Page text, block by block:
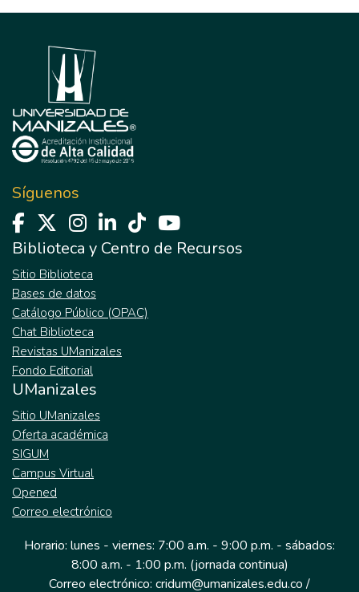
Síguenos
Biblioteca y Centro de Recursos
Sitio Biblioteca
Bases de datos
Catálogo Público (OPAC)
Chat Biblioteca
Revistas UManizales
Fondo Editorial
UManizales
Sitio UManizales
Oferta académica
SIGUM
Campus Virtual
Opened
Correo electrónico
Horario: lunes - viernes: 7:00 a.m. - 9:00 p.m. - sábados:
8:00 a.m. - 1:00 p.m. (jornada continua)
Correo electrónico: cridum@umanizales.edu.co /